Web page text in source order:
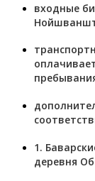
входные
1.
деревня